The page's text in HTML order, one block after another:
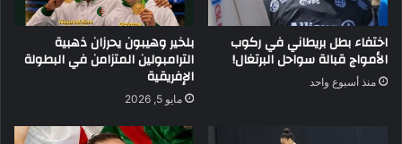
اختفاء بطل بريطاني في ركوب
الأمواج قبالة سواحل البرتغال!
منذ أسبوع واحد
بلخير وهيبون يحرزان ذهبية
الترامبولين المتزامن في البطولة
الإفريقية
مايو 5, 2026